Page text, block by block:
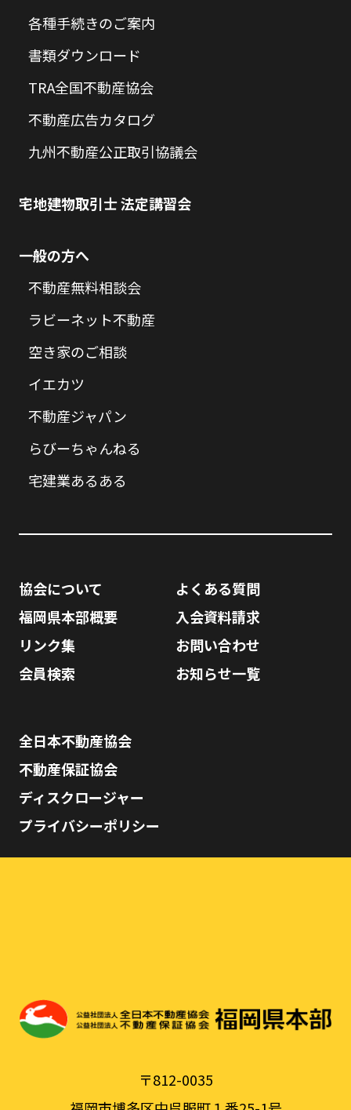
各種手続きのご案内
書類ダウンロード
TRA全国不動産協会
不動産広告カタログ
九州不動産公正取引協議会
宅地建物取引士 法定講習会
一般の方へ
不動産無料相談会
ラビーネット不動産
空き家のご相談
イエカツ
不動産ジャパン
らびーちゃんねる
宅建業あるある
協会について
福岡県本部概要
リンク集
会員検索
よくある質問
入会資料請求
お問い合わせ
お知らせ一覧
全日本不動産協会
不動産保証協会
ディスクロージャー
プライバシーポリシー
〒812-0035